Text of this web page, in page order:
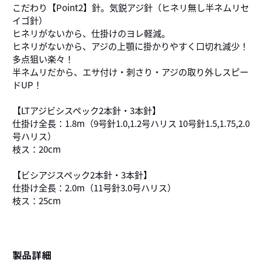
こだわり【Point2】針。気鋭アジ針（ヒネリ無し半ネムリセ
イゴ針）
ヒネリがないから、仕掛けのヨレ軽減。
ヒネリがないから、アジの上顎に掛かりやすく口切れ減少！
多点狙い楽々！
半ネムリだから、エサ付け・刺さり・アジの取り外しスピー
ドUP！
【LTアジビシスペック2本針・3本針】
仕掛け全長：1.8m（9号針1.0,1.2号ハリス 10号針1.5,1.75,2.0
号ハリス）
枝ス：20cm
【ビシアジスペック2本針・3本針】
仕掛け全長：2.0m（11号針3.0号ハリス）
枝ス：25cm
製品詳細